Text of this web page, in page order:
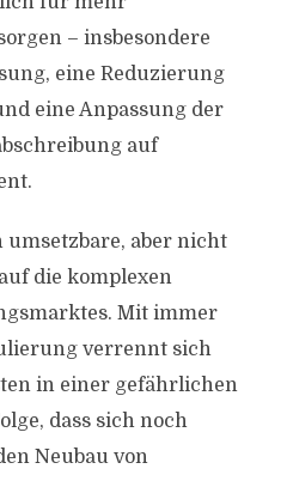
– insbesondere
eine Reduzierung
eine Anpassung der
auf
aber nicht
die komplexen
Mit immer
verrennt sich
in einer gefährlichen
dass sich noch
Neubau von